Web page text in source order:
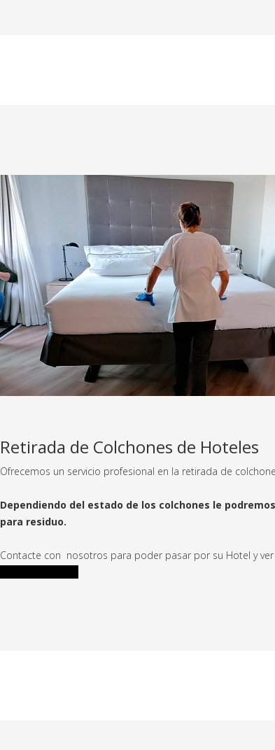
Retirada de Colchones de Hoteles
Ofrecemos un servicio profesional en la retirada de
Dependiendo del estado de los colchones le
para residuo.
Contacte con nosotros para poder pasar por su Hotel y